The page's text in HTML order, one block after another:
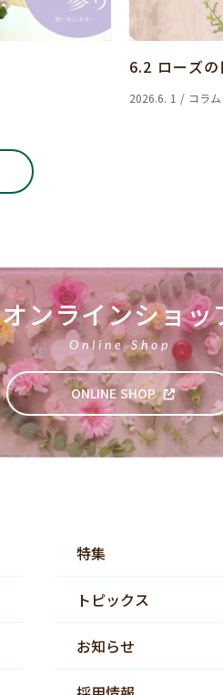
6.2 ローズの
2026.6. 1 / コラム
オンラインショッ
Online Shop
ONLINE SHOP
特集
トピックス
お知らせ